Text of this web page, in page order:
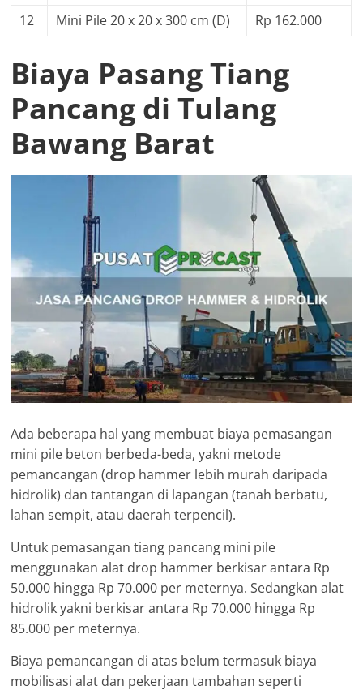
12
Mini Pile 20 x 20 x 300 cm (D) Rp 162.000
Biaya Pasang Tiang
Pancang di Tulang
Bawang Barat
Ada beberapa hal yang membuat biaya pemasangan
mini pile beton berbeda-beda, yakni metode
pemancangan (drop hammer lebih murah daripada
hidrolik) dan tantangan di lapangan (tanah berbatu,
lahan sempit, atau daerah terpencil).
Untuk pemasangan tiang pancang mini pile
menggunakan alat drop hammer berkisar antara Rp
50.000 hingga Rp 70.000 per meternya. Sedangkan alat
hidrolik yakni berkisar antara Rp 70.000 hingga Rp
85.000 per meternya.
Biaya pemancangan di atas belum termasuk biaya
mobilisasi alat dan pekerjaan tambahan seperti